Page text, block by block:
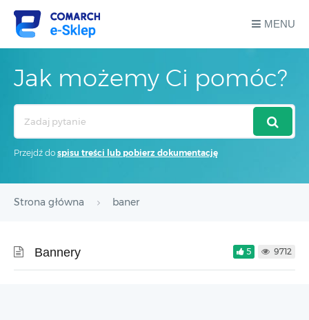
MENU
Jak możemy Ci pomóc?
Przejdź do spisu treści lub pobierz dokumentację
Strona główna baner
Bannery 5 9712